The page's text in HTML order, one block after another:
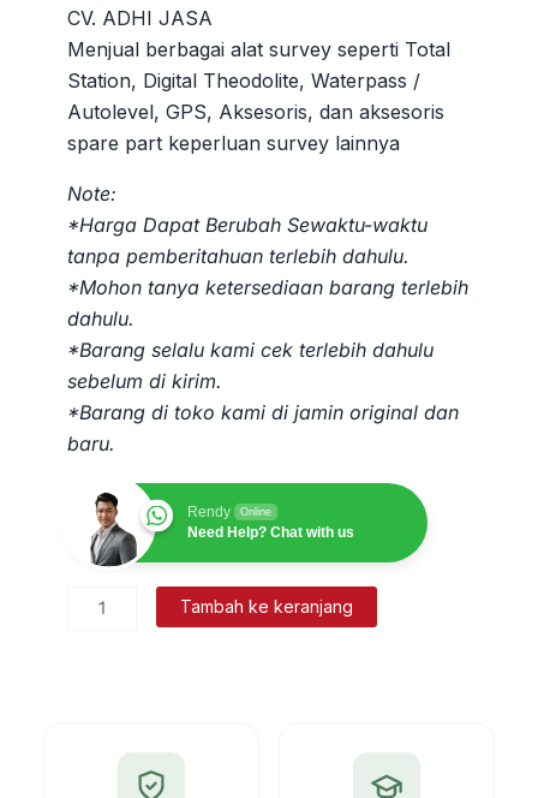
Rp100.000.adalah:
Rp80.000.
CV. ADHI JASA
Menjual berbagai alat survey seperti Total
Station, Digital Theodolite, Waterpass /
Autolevel, GPS, Aksesoris, dan aksesoris
spare part keperluan survey lainnya
Note:
*Harga Dapat Berubah Sewaktu-waktu
tanpa pemberitahuan terlebih dahulu.
*Mohon tanya ketersediaan barang terlebih
dahulu.
*Barang selalu kami cek terlebih dahulu
sebelum di kirim.
*Barang di toko kami di jamin original dan
baru.
Rendy Online
Need Help? Chat with us
Kuantitas
Tambah ke keranjang